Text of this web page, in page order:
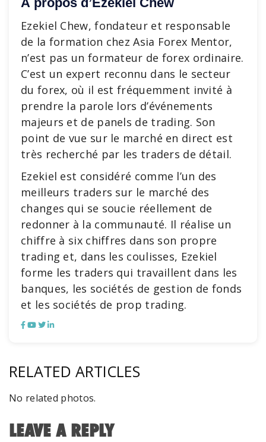
Ezekiel Chew, fondateur et responsable
de la formation chez Asia Forex Mentor,
n’est pas un formateur de forex ordinaire.
C’est un expert reconnu dans le secteur
du forex, où il est fréquemment invité à
prendre la parole lors d’événements
majeurs et de panels de trading. Son
point de vue sur le marché en direct est
très recherché par les traders de détail.
Ezekiel est considéré comme l’un des
meilleurs traders sur le marché des
changes qui se soucie réellement de
redonner à la communauté. Il réalise un
chiffre à six chiffres dans son propre
trading et, dans les coulisses, Ezekiel
forme les traders qui travaillent dans les
banques, les sociétés de gestion de fonds
et les sociétés de prop trading.
RELATED ARTICLES
No related photos.
LEAVE A REPLY